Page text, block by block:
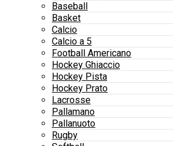
Baseball
Basket
Calcio
Calcio a 5
Football Americano
Hockey Ghiaccio
Hockey Pista
Hockey Prato
Lacrosse
Pallamano
Pallanuoto
Rugby